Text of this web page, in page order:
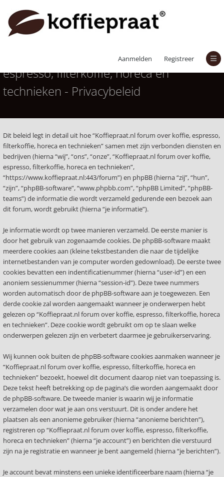
Aanmelden Registreer
Koffiepraat.nl forum over koffie,
espresso, filterkoffie, horeca en
technieken - Privacybeleid
Dit beleid legt in detail uit hoe “Koffiepraat.nl forum over koffie, espresso,
filterkoffie, horeca en technieken” samen met zijn verbonden diensten en
bedrijven (hierna “wij”, “ons”, “onze”, “Koffiepraat.nl forum over koffie,
espresso, filterkoffie, horeca en technieken”,
“https://www.koffiepraat.nl:443/forum”) en phpBB (hierna “zij”, “hun”,
“zijn”, “phpBB-software”, “www.phpbb.com”, “phpBB Limited”, “phpBB-
teams”) de informatie die wordt verzameld gedurende een bezoek aan
dit forum, wordt gebruikt (hierna “je informatie”).
Je informatie wordt op twee manieren verzameld. De eerste manier is
door het gebruik van zogenaamde cookies. De phpBB-software maakt
meerdere cookies aan (kleine tekstbestanden die naar de tijdelijke
internetbestanden van je computer worden gedownload). De eerste twee
cookies bevatten een indentificatienummer (hierna “user-id”) en een
anoniem sessienummer (hierna “session-id”). Deze twee nummers
worden automatisch door de phpBB-software aan je toegewezen. Een
derde cookie zal worden aangemaakt wanneer je onderwerpen hebt
gelezen op “Koffiepraat.nl forum over koffie, espresso, filterkoffie, horeca
en technieken”. Deze cookie wordt gebruikt om op te slaan welke
onderwerpen gelezen zijn en verbetert daarmee je gebruikerservaring.
Wij kunnen ook buiten de phpBB-software cookies aanmaken wanneer je
“Koffiepraat.nl forum over koffie, espresso, filterkoffie, horeca en
technieken” bezoekt, hoewel dit document daarop niet van toepassing is.
Deze tekst heeft betrekking op de pagina’s die worden aangemaakt door
de phpBB-software. De tweede manier is waarin wij je informatie
verzamelen door wat je aan ons verstuurt. Dit is onder andere het
plaatsen als een anonieme gebruiker (hierna “anonieme berichten”),
registreren op “Koffiepraat.nl forum over koffie, espresso, filterkoffie,
horeca en technieken” (hierna “je account”) en berichten die verstuurd
zijn na je registratie en wanneer je bent aangemeld (hierna “je berichten”).
Je account bevat minstens een unieke identificeerbare naam (hierna “je